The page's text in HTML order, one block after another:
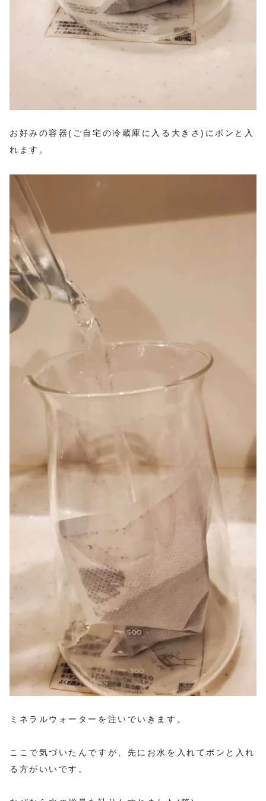
お好みの容器(ご自宅の冷蔵庫に入る大きさ)にポンと入
れます。
ミネラルウォーターを注いでいきます。
ここで気づいたんですが、先にお水を入れてポンと入れ
る方がいいです。